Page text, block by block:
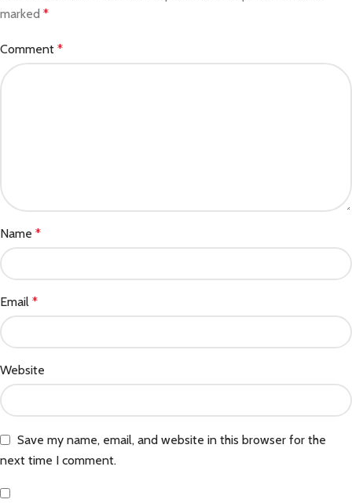
marked *
Comment *
Name *
Email *
Website
Save my name, email, and website in this browser for the
next time I comment.